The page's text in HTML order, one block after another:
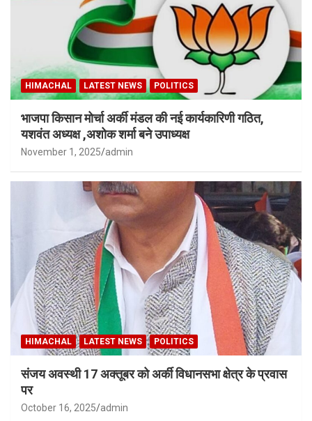
HIMACHAL LATEST NEWS POLITICS
भाजपा किसान मोर्चा अर्की मंडल की नई कार्यकारिणी गठित,
यशवंत अध्यक्ष ,अशोक शर्मा बने उपाध्यक्ष
November 1, 2025 admin
HIMACHAL LATEST NEWS POLITICS
संजय अवस्थी 17 अक्तूबर को अर्की विधानसभा क्षेत्र के प्रवास
पर
October 16, 2025 admin